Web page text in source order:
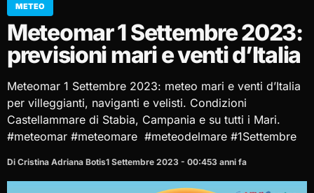
METEO
Meteomar 1 Settembre 2023:
previsioni mari e venti d’Italia
Meteomar 1 Settembre 2023: meteo mari e venti d’Italia
per villeggianti, naviganti e velisti. Condizioni
Castellammare di Stabia, Campania e su tutti i Mari.
#meteomar #meteomare #meteodelmare #1Settembre
Di Cristina Adriana Botis1 Settembre 2023 - 00:453 anni fa